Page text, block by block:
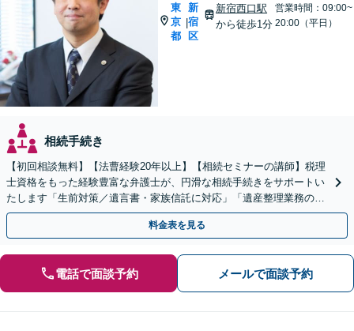
東
京
都
|
新
宿
区
新宿西口駅
から徒歩1分
営業時間：09:00~
20:00（平日）
相続手続き
【初回相談無料】【法曹経験20年以上】【相続セミナーの講師】税理
士資格をもった経験豊富な弁護士が、円滑な相続手続きをサポートい
たします「生前対策／遺言書・家族信託に対応」「遺産整理業務の代
行あり」【電話相談】【新宿西口1分】
料金表を見る
電話で面談予約 メールで面談予約